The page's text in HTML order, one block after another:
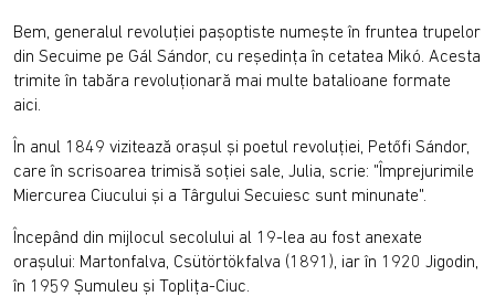
Bem, generalul revoluţiei paşoptiste numeşte în fruntea trupelor
din Secuime pe Gál Sándor, cu reşedinţa în cetatea Mikó. Acesta
trimite în tabăra revoluţionară mai multe batalioane formate
aici.
În anul 1849 vizitează oraşul şi poetul revoluţiei, Petőfi Sándor,
care în scrisoarea trimisă soţiei sale, Julia, scrie: "Împrejurimile
Miercurea Ciucului şi a Târgului Secuiesc sunt minunate".
Începând din mijlocul secolului al 19-lea au fost anexate
oraşului: Martonfalva, Csütörtökfalva (1891), iar în 1920 Jigodin,
în 1959 Şumuleu şi Topliţa-Ciuc.